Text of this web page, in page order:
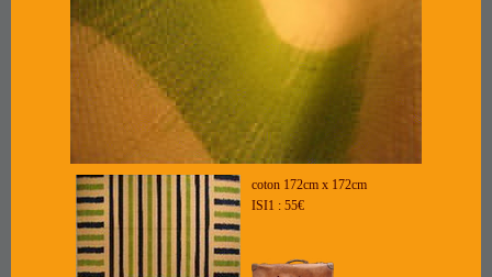
coton 172cm x 172cm
ISI1 : 55€